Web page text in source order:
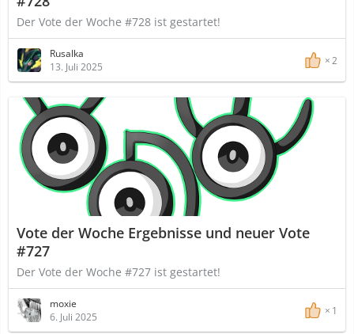
Der Vote der Woche #728 ist gestartet!
Rusalka
13. Juli 2025
2
Vote der Woche Ergebnisse und neuer Vote
#727
Der Vote der Woche #727 ist gestartet!
moxie
6. Juli 2025
1